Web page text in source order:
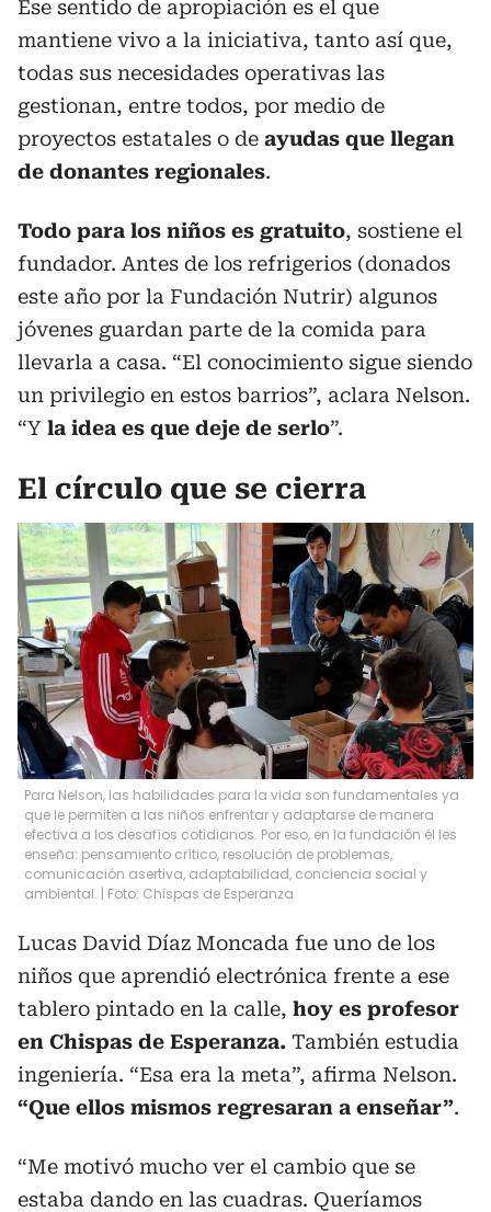
Ese sentido de apropiación es el que
mantiene vivo a la iniciativa, tanto así que,
todas sus necesidades operativas las
gestionan, entre todos, por medio de
proyectos estatales o de ayudas que llegan
de donantes regionales.
Todo para los niños es gratuito, sostiene el
fundador. Antes de los refrigerios (donados
este año por la Fundación Nutrir) algunos
jóvenes guardan parte de la comida para
llevarla a casa. “El conocimiento sigue siendo
un privilegio en estos barrios”, aclara Nelson.
“Y la idea es que deje de serlo”.
El círculo que se cierra
Para Nelson, las habilidades para la vida son fundamentales ya
que le permiten a las niños enfrentar y adaptarse de manera
efectiva a los desafíos cotidianos. Por eso, en la fundación él les
enseña: pensamiento crítico, resolución de problemas,
comunicación asertiva, adaptabilidad, conciencia social y
ambiental. | Foto: Chispas de Esperanza
Lucas David Díaz Moncada fue uno de los
niños que aprendió electrónica frente a ese
tablero pintado en la calle, hoy es profesor
en Chispas de Esperanza. También estudia
ingeniería. “Esa era la meta”, afirma Nelson.
“Que ellos mismos regresaran a enseñar”.
“Me motivó mucho ver el cambio que se
estaba dando en las cuadras. Queríamos